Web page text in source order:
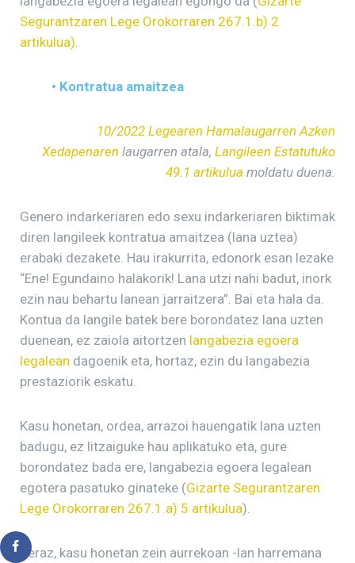
Segurantzaren Lege Orokorraren 267.1.b) 2
artikulua)
• Kontratua amaitzea
10/2022 Legearen Hamalaugarren Azken
Xedapenaren laugarren atala, Langileen Estatutuko
49.1 artikulua moldatu duena.
Genero indarkeriaren edo sexu indarkeriaren biktimak
diren langileek kontratua amaitzea (lana uztea)
erabaki dezakete. Hau irakurrita, edonork esan lezake
“Ene! Egundaino halakorik! Lana utzi nahi badut, inork
ezin nau behartu lanean jarraitzera”. Bai eta hala da.
Kontua da langile batek bere borondatez lana uzten
duenean, ez zaiola aitortzen langabezia egoera
legalean dagoenik eta, hortaz, ezin du langabezia
prestaziorik eskatu.
Kasu honetan, ordea, arrazoi hauengatik lana uzten
badugu, ez litzaiguke hau aplikatuko eta, gure
borondatez bada ere, langabezia egoera legalean
egotera pasatuko ginateke (Gizarte Segurantzaren
Lege Orokorraren 267.1.a) 5 artikulua).
Beraz, kasu honetan zein aurrekoan -lan harremana